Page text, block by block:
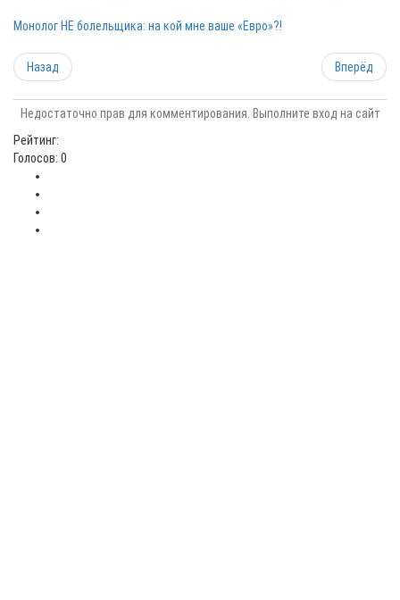
Монолог НЕ болельщика: на кой мне ваше «Евро»?!
Назад Вперёд
Недостаточно прав для комментирования. Выполните вход на сайт
Рейтинг:
Голосов: 0